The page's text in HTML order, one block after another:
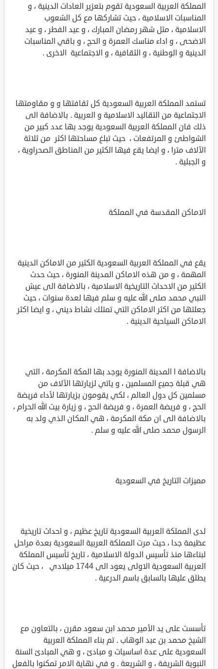
المملكة العربية السعودية تقوم بتعزير العادات الدينية ، و
المناسبات الاسلامية ، حيث تشاركها مع كل الشعوب
الاسلامية ، مثل شهر رمضان المبارك ، و عيد الفطر ، و عيد
الاضحى ، و اداء مناسك العمرة و الحج ، و باقي المناسبات
الدينية و الوطنية ، و الثقافية ، و الاجتماعية الاخرى .
تستمد المملكة العربية السعودية كل ثقافتها و و مقاومتها
الاجتماعية من التقاليد الاسلامية و العربية . بالاضافة الى
ذلك فان المملكة العربية السعودية يوجد بها عدد كبير من
الشواطئ و المرتفعات ، حيث تبلغ مساحتها اكثر من ثلاثة
الآلاف مترا ، و ايضا يقع فيها الكثير من المناطق الصحراوية ،
و الجبلية .
الاماكن المقدسة في المملكة
يقع في المملكة العربية السعودية الكثير من الاماكن الدينية
المهمة ، و من هذه الاماكن المدينة المنورة ، حيث حدث
الكثير من الاحداث التاريخية الاسلامية ، بالاضافة الى عيش
النبي محمد صلى الله عليه و سلم فيها لعدة سنوات ، حيث
جعلتها من اكثر الاماكن التي تمتلك نشاط ديني ، و ايضا اكثر
الاماكن السياحية الدينية .
بالاضافة ا المدينة المنورة يوجد بها المكة المكرمة ، التي
هي قبلة جميع المسلمين ، و ياتي لزيارتها الآلاف من
مسلمين كل دول العالم ، لكي يقومون بزيارتها لأداء فريضة
الحج ، و فريضة العمرة ، و فريضة الحج ، و زيارة بيت الله الحرام ،
بالاضافة الى ان مكة المكرمة ، هي المكان الذي ولد به
الرسول محمد صلى الله عليه و سلم .
مميزات التاريخ في السعودية
لدى المملكة العربية السعودية تاريخ عظيم ، و احداث تاريخية
عظيمة جدا ، حيث مرت المملكة العربية السعودية بعدة مراحل
لبناءها منذ تأسيس الدولة الاسلامية ، تاريخ تأسيس المملكة
العربية السعودية الاولى يعود الى 1744 ميلادي ، حيث كان
يطلق عليها بالسابق باسم الدرعية .
تأسست على يد الأمير محمد ابن سعود مقرن ، بالتعاون مع
الشيخ محمد بن عبد الوهاب . تم بناء المملكة العربية
السعودية على عدة اساسيات و مبادئ ، و هي المبادئ السنة
النبوية الشريفة ، و الشريعة . و في نهاية الامر تمكنوا بالفعل